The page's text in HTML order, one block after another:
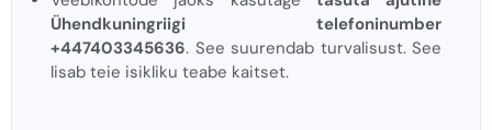
Ühendkuningriigi telefoninumber
+447403345636. See suurendab turvalisust. See
lisab teie isikliku teabe kaitset.